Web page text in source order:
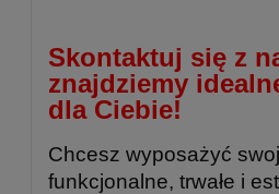
Skontaktuj się z
znajdziemy
dla Ciebie!
Chcesz wyposażyć
funkcjonalne, trwałe i